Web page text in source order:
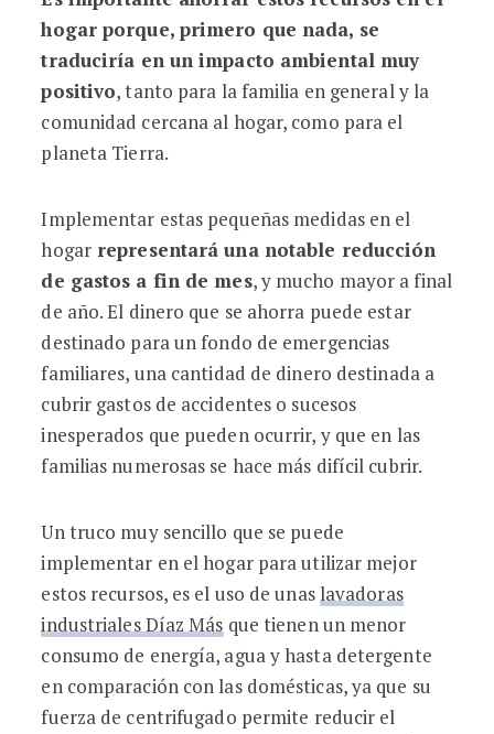
hogar porque, primero que nada, se
traduciría en un impacto ambiental muy
positivo, tanto para la familia en general y la
comunidad cercana al hogar, como para el
planeta Tierra.
Implementar estas pequeñas medidas en el
hogarrepresentará una notable reducción
de gastos a fin de mes, y mucho mayor a final
de año. El dinero que se ahorra puede estar
destinado para un fondo de emergencias
familiares, una cantidad de dinero destinada a
cubrir gastos de accidentes o sucesos
inesperados que pueden ocurrir, y que en las
familias numerosas se hace más difícil cubrir.
Un truco muy sencillo que se puede
implementar en el hogar para utilizar mejor
estos recursos, es el uso de unas lavadoras
industriales Díaz Más que tienen un menor
consumo de energía, agua y hasta detergente
en comparación con las domésticas, ya que su
fuerza de centrifugado permite reducir el